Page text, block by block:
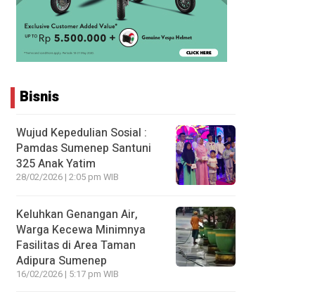
Bisnis
Wujud Kepedulian Sosial :
Pamdas Sumenep Santuni
325 Anak Yatim
28/02/2026 | 2:05 pm WIB
Keluhkan Genangan Air,
Warga Kecewa Minimnya
Fasilitas di Area Taman
Adipura Sumenep
16/02/2026 | 5:17 pm WIB